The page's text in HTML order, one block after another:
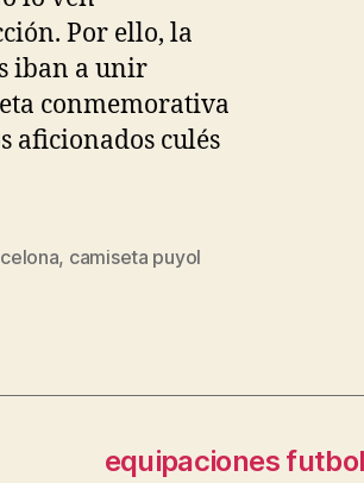
Por ello, la
iban a unir
conmemorativa
aficionados culés
, camiseta puyol
equipaciones